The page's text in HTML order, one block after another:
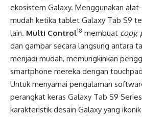
ekosistem Galaxy. Menggunakan
mudah ketika tablet Galaxy Tab S9
lain. Multi Control18 membuat copy,
dan gambar secara langsung antara
menjadi mudah, memungkinkan
smartphone mereka dengan
Untuk menyamai pengalaman
perangkat keras Galaxy Tab S9
karakteristik desain Galaxy yang